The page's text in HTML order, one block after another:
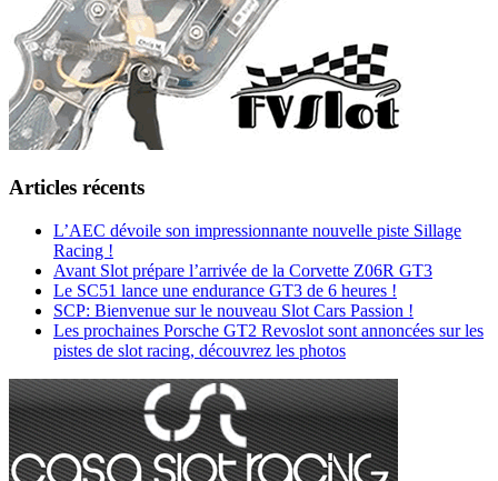
Articles récents
L’AEC dévoile son impressionnante nouvelle piste Sillage
Racing !
Avant Slot prépare l’arrivée de la Corvette Z06R GT3
Le SC51 lance une endurance GT3 de 6 heures !
SCP: Bienvenue sur le nouveau Slot Cars Passion !
Les prochaines Porsche GT2 Revoslot sont annoncées sur les
pistes de slot racing, découvrez les photos